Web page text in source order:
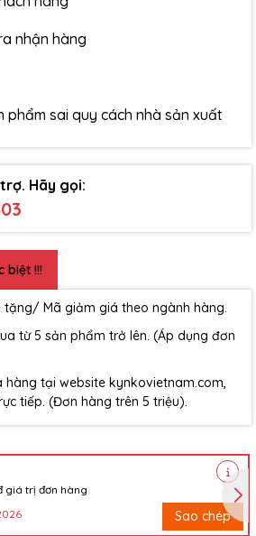
nhận hàng
phẩm sai quy cách nhà sản xuất
Hãy gọi:
biệt !!!
tặng/ Mã giảm giá theo ngành hàng.
từ 5 sản phẩm trở lên. (Áp dụng đơn
hàng tại website kynkovietnam.com,
tiếp. (Đơn hàng trên 5 triệu).
giá trị đơn hàng
Sao chép